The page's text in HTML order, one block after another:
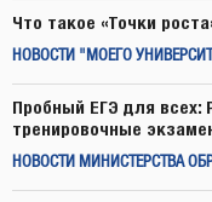
Что такое «Точки
НОВОСТИ "МОЕГО
Пробный ЕГЭ для всех:
тренировочные
НОВОСТИ МИНИСТЕРСТВА